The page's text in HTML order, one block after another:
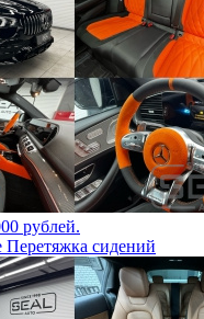
рублей.
Перетяжка сидений